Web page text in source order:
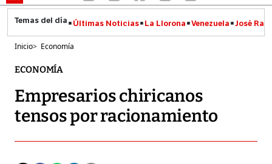
Últimas Noticias La Llorona Venezuela José
Inicio> Economía
ECONOMÍA
Empresarios chiricanos
tensos por racionamiento